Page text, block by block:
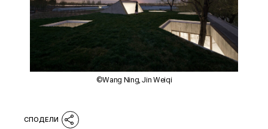
©Wang Ning, Jin Weiqi